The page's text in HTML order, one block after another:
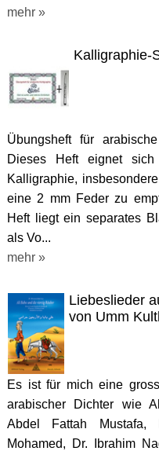
mehr »
Kalligraphie-
Übungsheft für
Dieses Heft eignet
Kalligraphie,
eine 2 mm Feder zu
Heft liegt ein separates
als Vo...
mehr »
Liebeslieder
von Umm
Es ist für mich eine
arabischer Dichter wie
Abdel Fattah Mustafa,
Mohamed, Dr. Ibrahim